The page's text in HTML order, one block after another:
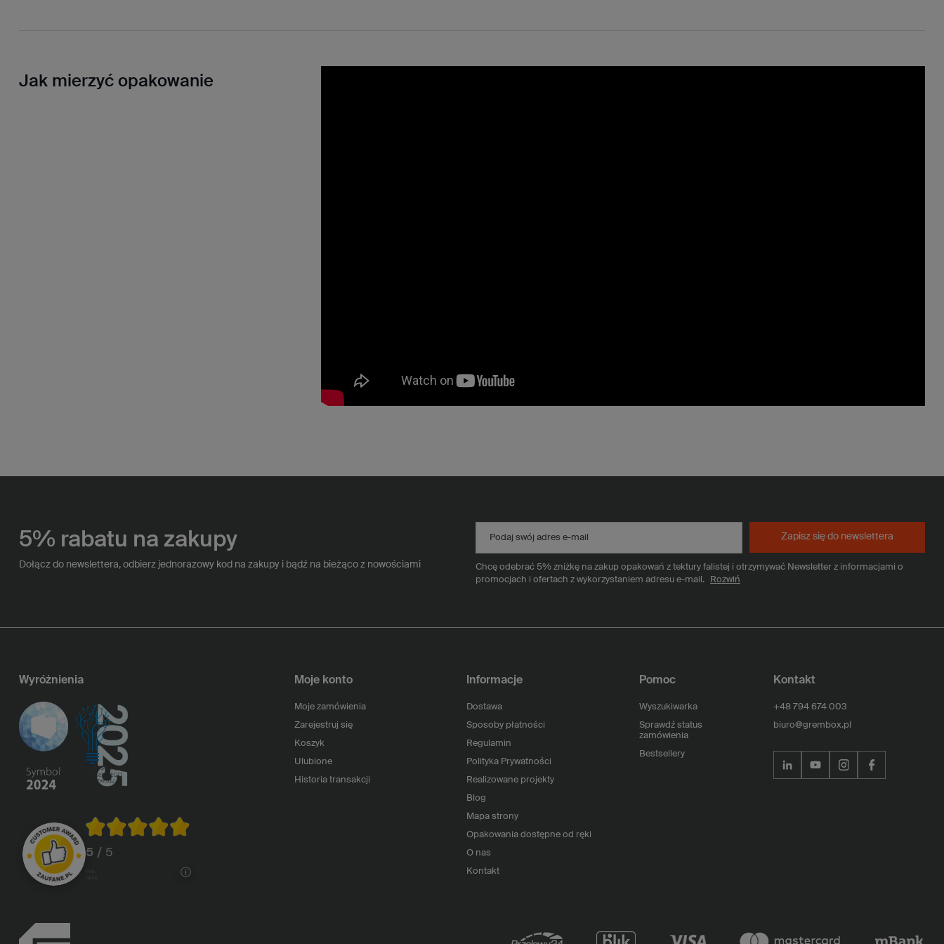
Jak mierzyć opakowanie
5% rabatu na zakupy
Dołącz do newslettera, odbierz jednorazowy kod na zakupy i bądź na bieżąco z nowościami
Podaj swój adres e-mail
Chcę odebrać 5% zniżkę na zakup opakowań z tektury falistej i otrzymywać Newsletter z informacjami o
promocjach i ofertach z wykorzystaniem adresu e-mail.
Rozwiń
Zapisz się do newslettera
Wyróżnienia
5 / 5
Moje konto
Moje zamówienia
Zarejestruj się
Koszyk
Ulubione
Historia transakcji
Informacje
Dostawa
Sposoby płatności
Regulamin
Polityka Prywatności
Realizowane projekty
Blog
Mapa strony
Opakowania dostępne od ręki
O nas
Kontakt
Pomoc
Wyszukiwarka
Sprawdź status
zamówienia
Bestsellery
Kontakt
+48 794 674 003
biuro@grembox.pl